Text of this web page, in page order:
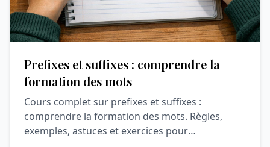
Prefixes et suffixes : comprendre la
formation des mots
Cours complet sur prefixes et suffixes :
comprendre la formation des mots. Règles,
exemples, astuces et exercices pour